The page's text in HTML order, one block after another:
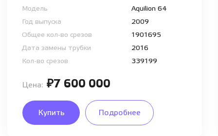
Модель
Aquilion 64
Год выпуска
2009
Общее кол-во срезов
1901695
Дата замены трубки
2016
Кол-во срезов
339199
Цена: ₽7 600 000
Купить Подробнее